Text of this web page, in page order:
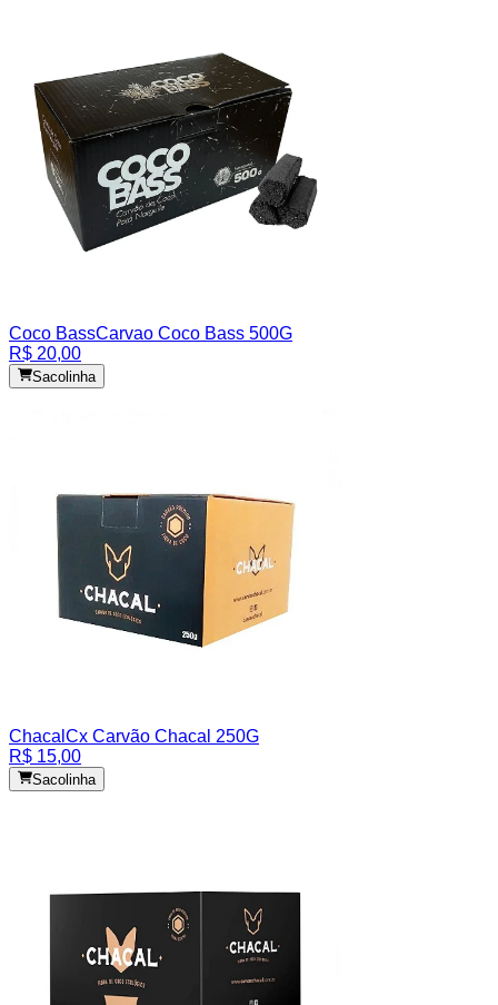
Coco BassCarvao Coco Bass 500G
R$ 20,00
Sacolinha
Chacal Cx Carvão Chacal 250G
R$ 15,00
Sacolinha